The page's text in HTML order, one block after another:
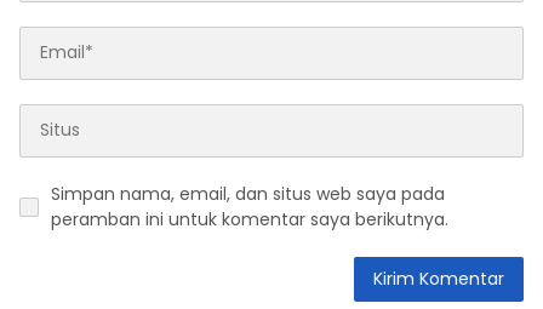
Simpan nama, email, dan situs web saya pada
peramban ini untuk komentar saya berikutnya.